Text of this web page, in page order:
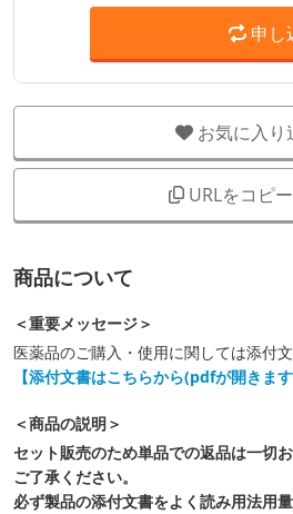
申し
お気に入り
URLをコピ
商品について
＜重要メッセージ＞
医薬品のご購入・使用に関しては添付
【添付文書はこちらから(pdfが開きます)
＜商品の説明＞
セット販売のため単品での返品は一切
ご了承ください。
必ず製品の添付文書をよく読み用法用